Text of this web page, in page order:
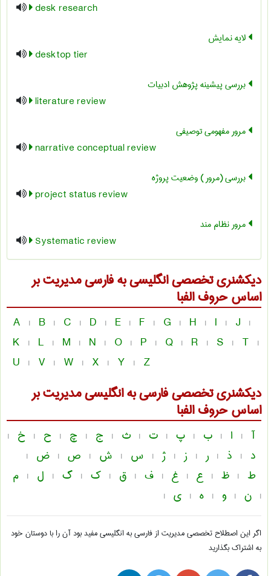
desk research
لایه نمایش
desktop tier
بررسی پیشینه پژوهش ادبیات
literature review
مرور مفهومی توصیفی
narrative conceptual review
بررسی (مرور ) وضعیت پروژه
project status review
مرور نظام مند
Systematic review
دیکشنری تخصصی انگلیسی به فارسیمديريتبر
اساس حروف الفبا
A | B | C | D | E | F | G | H | I | J |
K | L | M | N | O | P | Q | R | S | T |
U | V | W | X | Y | Z
دیکشنری تخصصی فارسی به انگلیسیمديريتبر
اساس حروف الفبا
آ | ا | ب | پ | ت | ث | ج | چ | ح | خ |
د | ذ | ر | ز | ژ | س | ش | ص | ض |
ط | ظ | ع | غ | ف | ق | ک | گ | ل | م
| ن | و | ه | ی |
اگر این اصطلاح تخصصیمديريت از فارسی به انگلیسیمفید بود آن را با دوستان خود
به اشتراک بگذارید